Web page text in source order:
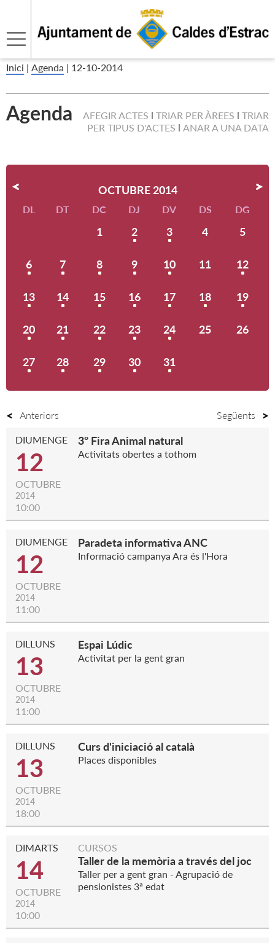
Inici | Agenda | 12-10-2014
Agenda AFEGIR ACTES TRIAR PER ÀREES
TRIAR
PER TIPUS D'ACTES
ANAR A UNA DATA
OCTUBRE 2014
DL DT DC DJ DV DS DG
1 2 3 4 5
6 7 8 9 10 11 12
13 14 15 16 17 18 19
20 21 22 23 24 25 26
27 28 29 30 31
Anteriors Següents
DIUMENGE
12
OCTUBRE
2014
10:00
3º Fira Animal natural
Activitats obertes a tothom
DIUMENGE
12
OCTUBRE
2014
11:00
Paradeta informativa ANC
Informació campanya Ara és l'Hora
DILLUNS
13
OCTUBRE
2014
11:00
Espai Lúdic
Activitat per la gent gran
DILLUNS
13
OCTUBRE
2014
18:00
Curs d'iniciació al català
Places disponibles
DIMARTS
14
OCTUBRE
2014
10:00
CURSOS
Taller de la memòria a través del joc
Taller per a gent gran - Agrupació de
pensionistes 3ª edat